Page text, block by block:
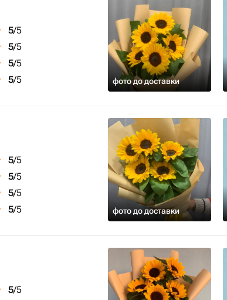
5/5
5/5
5/5
5/5 фото до доставки
5/5
5/5
5/5
5/5 фото до доставки
5/5